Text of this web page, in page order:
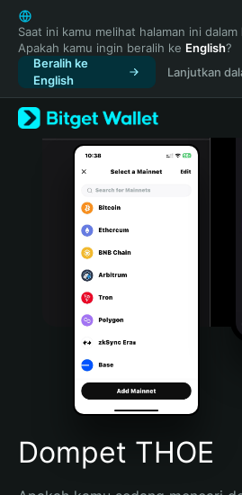
English
日本語
Tiếng Việt
Русский
Español (Latinoamérica)
Türkçe
Italiano
Português (Portugal)
Bahasa Indonesia
Português (Brasil)
Español (Argentina)
Saat ini kamu melihat halaman ini dalam
Apakah kamu ingin beralih ke English?
Beralih ke
English
Lanjutkan
Dompet THOE